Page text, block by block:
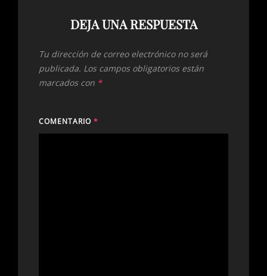
DEJA UNA RESPUESTA
Tu dirección de correo electrónico no será
publicada. Los campos obligatorios están
marcados con *
COMENTARIO *